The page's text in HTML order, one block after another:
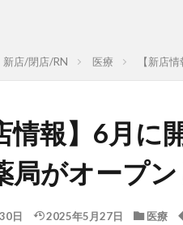
新店/閉店/RN 医療 【新店
情報】6月
局がオープン
日 2025年5月27日 医療